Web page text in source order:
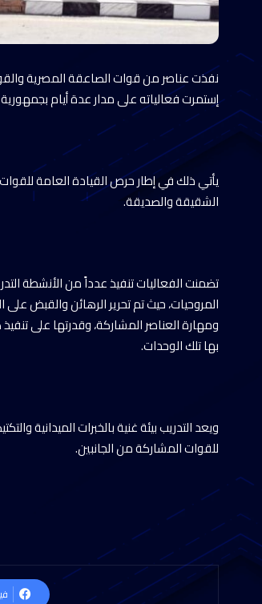
نفذت عناصر من قوات الصاعقة المصرية
إستمرت فعالياته على مدار عدة أيام
يأتي ذلك في إطار حرص القيادة العامة
الشقيقة والصديقة.
تضمنت الفعاليات تنفيذ عدداً من الأنشطة
المروحيات، حيث تم تحرير الرهائن والقبض على
ومهارة العناصر المشاركة، وقدرتها على
بها تلك الوحدات.
ويعد التدريب بيئة غنية بالخبرات الميدانية
للقوات المشاركة من الجانبين.